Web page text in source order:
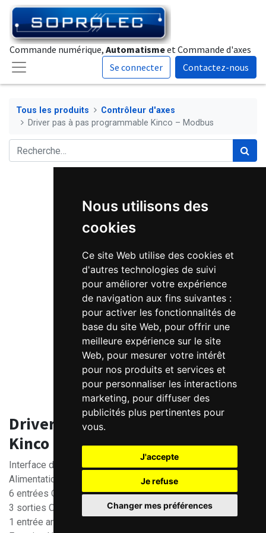
Nous utilisons des
cookies
Ce site Web utilise des cookies et
d'autres technologies de suivi
pour améliorer votre expérience
de navigation aux fins suivantes :
pour activer les fonctionnalités de
base du site Web, pour offrir une
meilleure expérience sur le site
Web, pour mesurer votre intérêt
pour nos produits et services et
pour personnaliser les interactions
marketing, pour diffuser des
publicités plus pertinentes pour
vous.
J'accepte
Je refuse
Changer mes préférences
Commande numérique, Automatismeet Commande d'axes
Se connecter
Contactez-nous
Tous les produits
Contrôleur d'axes
Driver pas à pas programmable Kinco – Modbus
Driver pas à pas programmable
Kinco – Modbus
Interface de communication MODBUS RS485
Alimentation 24 à 70VDC
6 entrées Opto-isolées
3 sorties Opto-isolées
1 entrée analogique ±10V